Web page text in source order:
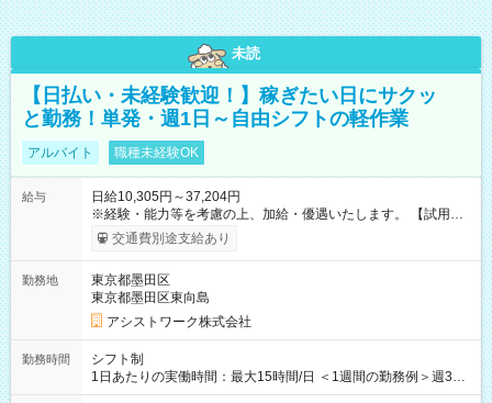
未読
【日払い・未経験歓迎！】稼ぎたい日にサクッ
と勤務！単発・週1日～自由シフトの軽作業
アルバイト 職種未経験OK
給与
日給10,305円～37,204円
※経験・能力等を考慮の上、加給・優遇いたします。 【試用期
間】試用期間なし
交通費別途支給あり
勤務地
東京都墨田区
東京都墨田区東向島
アシストワーク株式会社
勤務時間
シフト制
1日あたりの実働時間：最大15時間/日 ＜1週間の勤務例＞週3回
勤務 勤務：月・水・金 休み：火・木・土・日 好きな時にお仕事